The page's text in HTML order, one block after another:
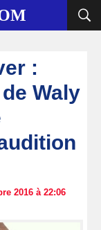
:
Waly
2016 à 22:06